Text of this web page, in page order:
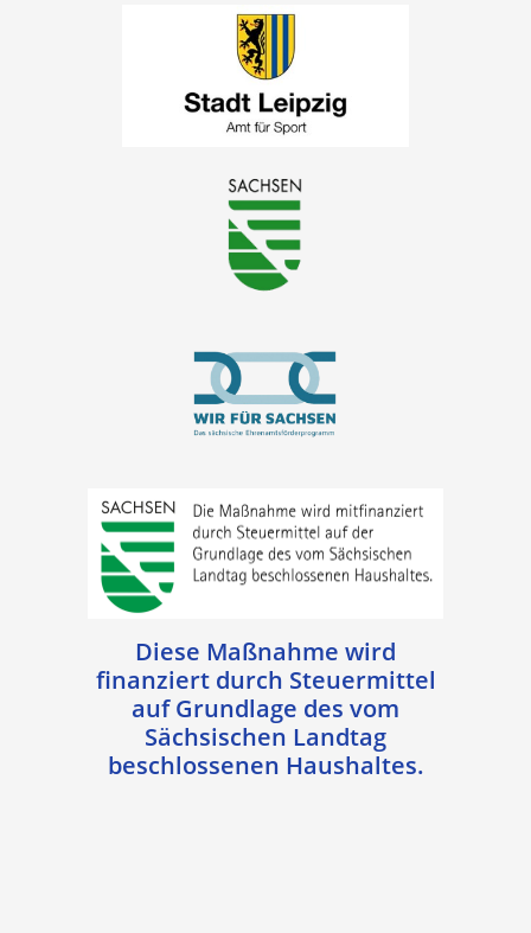
Diese Maßnahme wird
finanziert durch Steuermittel
auf Grundlage des vom
Sächsischen Landtag
beschlossenen Haushaltes.